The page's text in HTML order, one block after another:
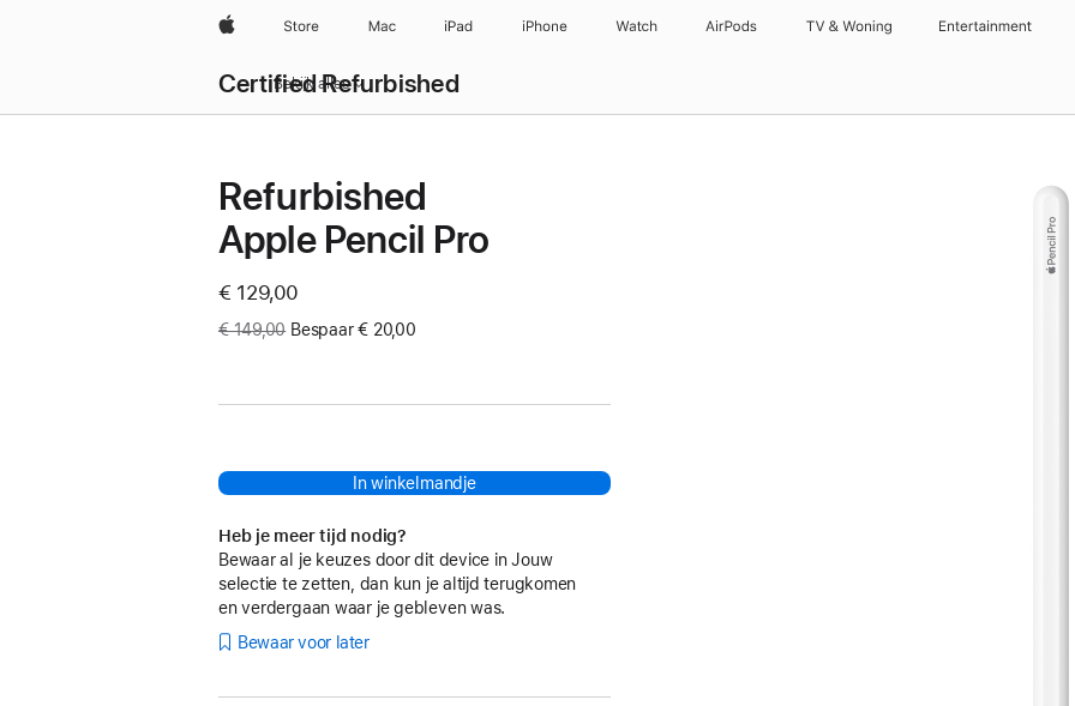
AppleStore Mac iPad iPhone Watch AirPods TV & Woning Entertainment
Certified Refurbished
Bekijk alles
Refurbished
Apple Pencil Pro
Now
€ 129,00
Was
€ 149,00 Bespaar € 20,00
In winkelmandje
Heb je meer tijd nodig?
Bewaar al je keuzes door dit device in Jouw
selectie te zetten, dan kun je altijd terugkomen
en verdergaan waar je gebleven was.
Bewaar voor later